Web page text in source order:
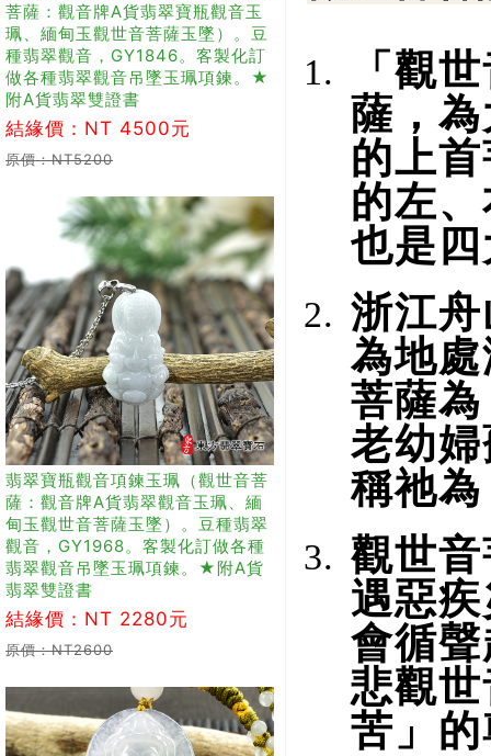
菩薩：觀音牌A貨翡翠寶瓶觀音玉
珮、緬甸玉觀世音菩薩玉墜）。豆
種翡翠觀音，GY1846。客製化訂
做各種翡翠觀音吊墜玉珮項鍊。★
附A貨翡翠雙證書
結緣價：NT 4500元
原價：NT5200
翡翠寶瓶觀音項鍊玉珮（觀世音菩
薩：觀音牌A貨翡翠觀音玉珮、緬
甸玉觀世音菩薩玉墜）。豆種翡翠
觀音，GY1968。客製化訂做各種
翡翠觀音吊墜玉珮項鍊。★附A貨
翡翠雙證書
結緣價：NT 2280元
原價：NT2600
「觀
薩，
的上
的左
也是
浙江
為地
菩薩
老幼
稱祂
觀世
遇惡
會循
悲觀
苦」